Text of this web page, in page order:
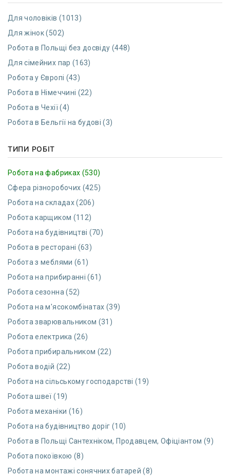
Для чоловіків (1013)
Для жінок (502)
Робота в Польщі без досвіду (448)
Для сімейних пар (163)
Робота у Європі (43)
Робота в Німеччині (22)
Робота в Чехії (4)
Робота в Бельгії на будові (3)
ТИПИ РОБІТ
Робота на фабриках (530)
Сфера різноробочих (425)
Робота на складах (206)
Робота карщиком (112)
Робота на будівництві (70)
Робота в ресторані (63)
Робота з меблями (61)
Робота на прибиранні (61)
Робота сезонна (52)
Робота на м'ясокомбінатах (39)
Робота зварювальником (31)
Робота електрика (26)
Робота прибиральником (22)
Робота водій (22)
Робота на сільському господарстві (19)
Робота швеї (19)
Робота механіки (16)
Робота на будівництво доріг (10)
Робота в Польщі Сантехніком, Продавцем, Офіціантом (9)
Робота покоївкою (8)
Робота на монтажі сонячних батарей (8)